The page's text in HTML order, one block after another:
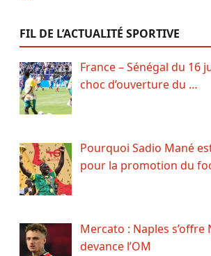
FIL DE L’ACTUALITÉ SPORTIVE
France – Sénégal du 16
choc d’ouverture du …
Pourquoi Sadio Mané
pour la promotion du
Mercato : Naples s’offre
devance l’OM